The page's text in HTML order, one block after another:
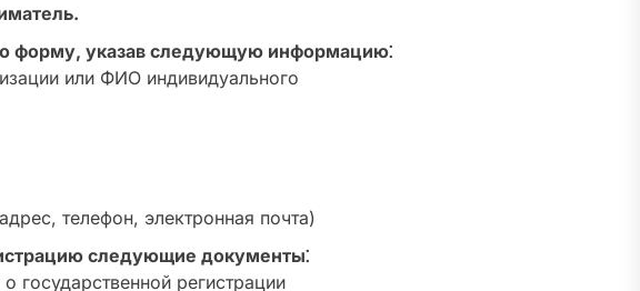
форму, указав следующую информацию⁚
или ФИО индивидуального
телефон, электронная почта)
следующие документы⁚
государственной регистрации